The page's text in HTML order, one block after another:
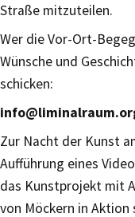
Straße mitzuteilen.
Wer die Vor-Ort-
Wünsche und
schicken:
Zur Nacht der Kunst
Aufführung eines
das Kunstprojekt mit
von Möckern in